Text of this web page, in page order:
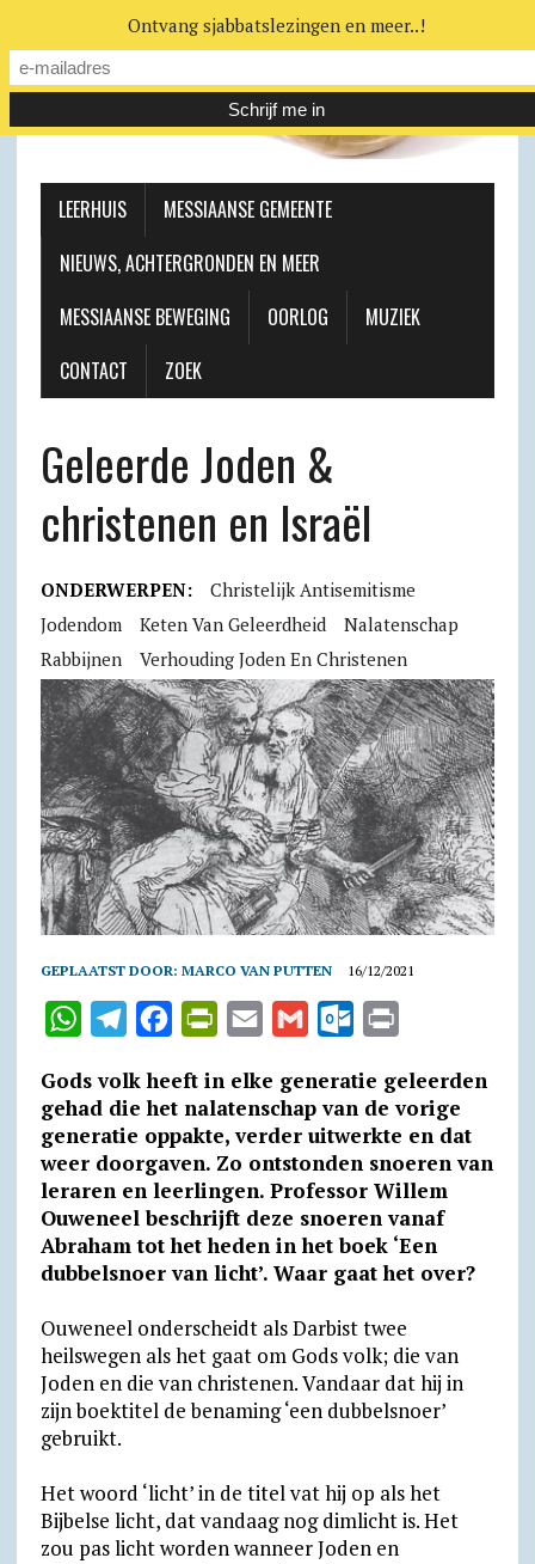
LEERHUIS
MESSIAANSE GEMEENTE
NIEUWS, ACHTERGRONDEN EN MEER
MESSIAANSE BEWEGING
OORLOG
MUZIEK
CONTACT
ZOEK
Geleerde Joden &
christenen en Israël
ONDERWERPEN:
Christelijk Antisemitisme
Jodendom
Keten Van Geleerdheid
Nalatenschap
Rabbijnen
Verhouding Joden En Christenen
GEPLAATST DOOR: MARCO VAN PUTTEN 16/12/2021
W
a
t
s
A
p
p
T
l
e
g
r
a
m
c
e
b
o
o
k
i
n
t
F
r
i
n
d
l
a
i
l
a
i
l
t
l
o
o
k
.
o
m
i
n
t
Gods volk heeft in elke generatie geleerden
gehad die het nalatenschap van de vorige
generatie oppakte, verder uitwerkte en dat
weer doorgaven. Zo ontstonden snoeren van
leraren en leerlingen. Professor Willem
Ouweneel beschrijft deze snoeren vanaf
Abraham tot het heden in het boek ‘Een
dubbelsnoer van licht’. Waar gaat het over?
Ouweneel onderscheidt als Darbist twee
heilswegen als het gaat om Gods volk; die van
Joden en die van christenen. Vandaar dat hij in
zijn boektitel de benaming ‘een dubbelsnoer’
gebruikt.
Het woord ‘licht’ in de titel vat hij op als het
Bijbelse licht, dat vandaag nog dimlicht is. Het
zou pas licht worden wanneer Joden en
Ontvang sjabbatslezingen en meer..!